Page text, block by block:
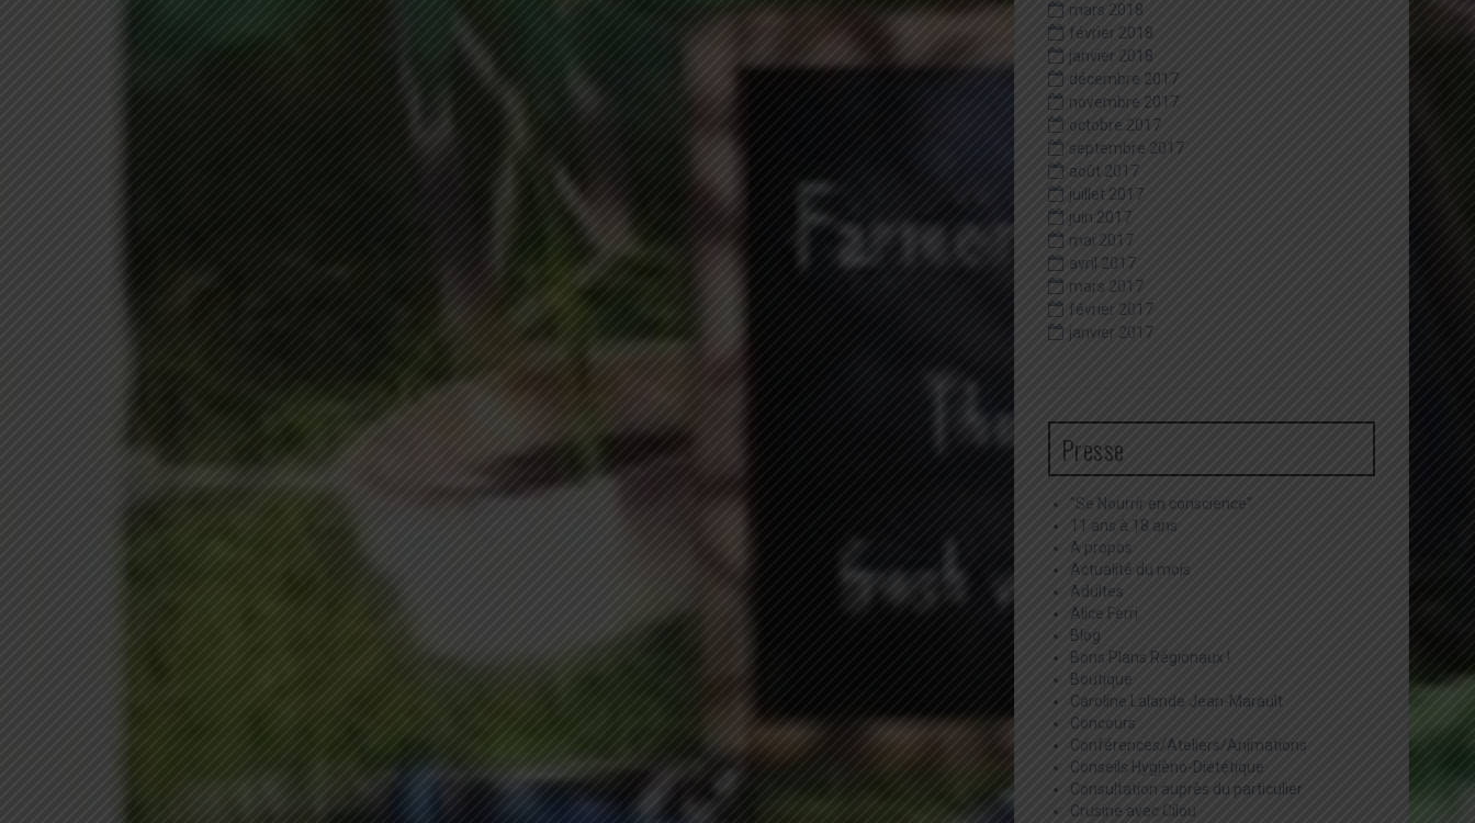
mars 2018
février 2018
janvier 2018
décembre 2017
novembre 2017
octobre 2017
septembre 2017
août 2017
juillet 2017
juin 2017
mai 2017
avril 2017
mars 2017
février 2017
janvier 2017
Presse
"Se Nourrir en conscience"
11 ans à 18 ans
A propos
Actualité du mois
Adultes
Alice Ferri
Blog
Bons Plans Régionaux !
Boutique
Caroline Lalande Jean-Marault
Concours
Conférences/Ateliers/Animations
Conseils Hygièno-Diététique
Consultation auprès du particulier
Crusine avec Cilou